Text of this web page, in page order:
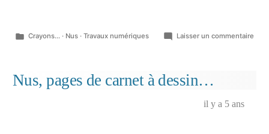
Publié
Crayons...· Nus· Travaux numériques Laisser un commentairesur
Nus, pages de carnet à dessin…
il y a 5 ans